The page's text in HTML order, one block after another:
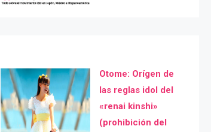
Otome: Orígen de
las reglas idol del
«renai kinshi»
(prohibición del